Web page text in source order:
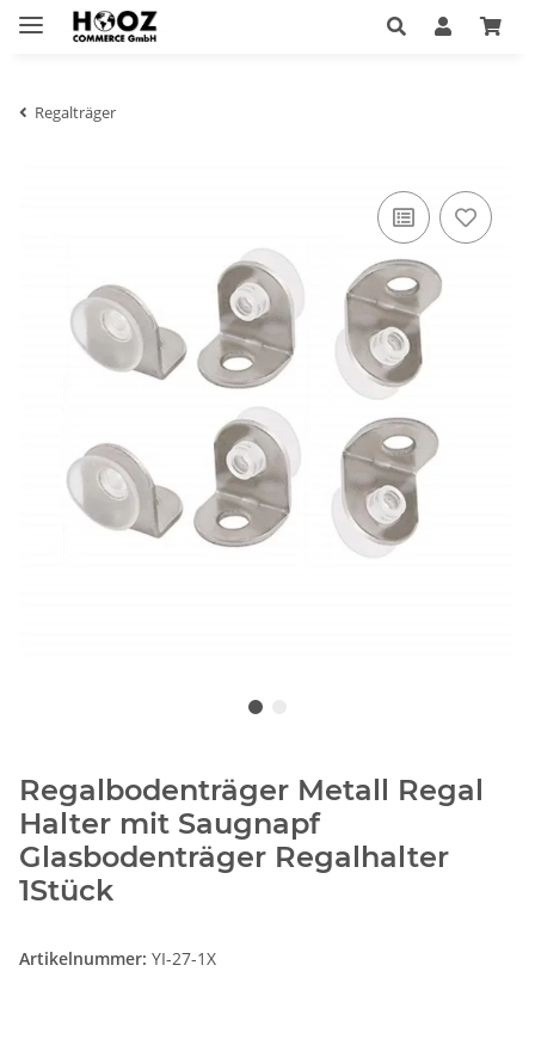
Regalträger
Regalbodenträger Metall Regal
Halter mit Saugnapf
Glasbodenträger Regalhalter
1Stück
Artikelnummer: YI-27-1X